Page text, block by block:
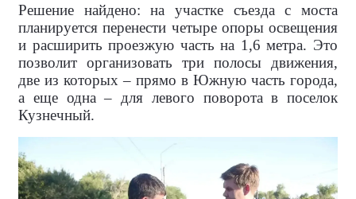
Решение найдено: на участке съезда с моста
планируется перенести четыре опоры освещения
и расширить проезжую часть на 1,6 метра. Это
позволит организовать три полосы движения,
две из которых – прямо в Южную часть города,
а еще одна – для левого поворота в поселок
Кузнечный.